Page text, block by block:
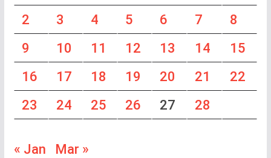
2
3 4 5 6 7
8
9
10 11 12 13 14
15
16
17 18 19 20 21
22
23
24 25 26 27 28
« Jan Mar »